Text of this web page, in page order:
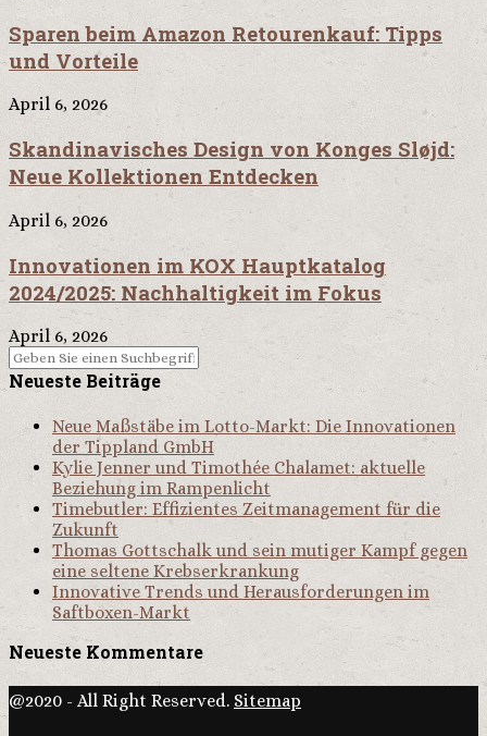
Sparen beim Amazon Retourenkauf: Tipps
und Vorteile
April 6, 2026
Skandinavisches Design von Konges Sløjd:
Neue Kollektionen Entdecken
April 6, 2026
Innovationen im KOX Hauptkatalog
2024/2025: Nachhaltigkeit im Fokus
April 6, 2026
Neueste Beiträge
Neue Maßstäbe im Lotto-Markt: Die Innovationen
der Tippland GmbH
Kylie Jenner und Timothée Chalamet: aktuelle
Beziehung im Rampenlicht
Timebutler: Effizientes Zeitmanagement für die
Zukunft
Thomas Gottschalk und sein mutiger Kampf gegen
eine seltene Krebserkrankung
Innovative Trends und Herausforderungen im
Saftboxen-Markt
Neueste Kommentare
@2020 - All Right Reserved. Sitemap